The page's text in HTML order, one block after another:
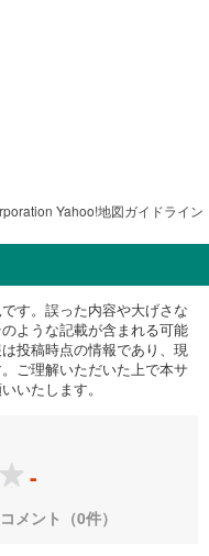
Yahoo!地図ガイドライン
す。誤った内容や大げさな
ような記載が含まれる可能
投稿時点の情報であり、現
ご理解いただいた上で本サ
いたします。
-
コメント（0件）